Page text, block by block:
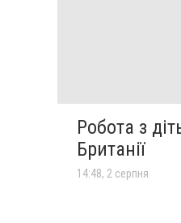
Робота з
Британії
14:48, 2 серпня